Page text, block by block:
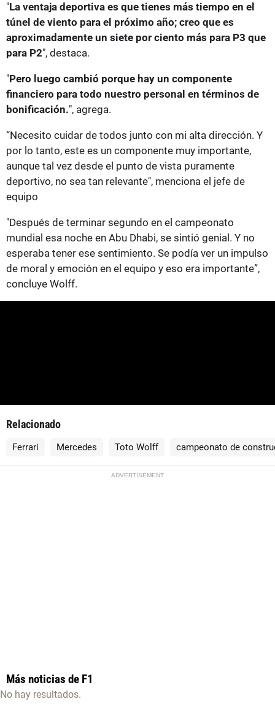
"La ventaja deportiva es que tienes más tiempo en el
túnel de viento para el próximo año; creo que es
aproximadamente un siete por ciento más para P3 que
para P2", destaca.
"Pero luego cambió porque hay un componente
financiero para todo nuestro personal en términos de
bonificación.", agrega.
“Necesito cuidar de todos junto con mi alta dirección. Y
por lo tanto, este es un componente muy importante,
aunque tal vez desde el punto de vista puramente
deportivo, no sea tan relevante", menciona el jefe de
equipo
"Después de terminar segundo en el campeonato
mundial esa noche en Abu Dhabi, se sintió genial. Y no
esperaba tener ese sentimiento. Se podía ver un impulso
de moral y emoción en el equipo y eso era importante”,
concluye Wolff.
Relacionado
Ferrari Mercedes Toto Wolff campeonato de
ADVERTISEMENT
Más noticias de F1
No hay resultados.